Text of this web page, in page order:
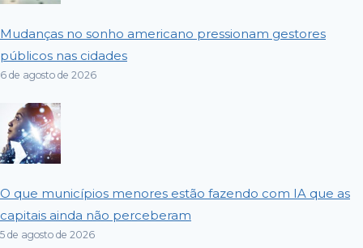
Mudanças no sonho americano pressionam gestores
públicos nas cidades
6 de agosto de 2026
O que municípios menores estão fazendo com IA que as
capitais ainda não perceberam
5 de agosto de 2026